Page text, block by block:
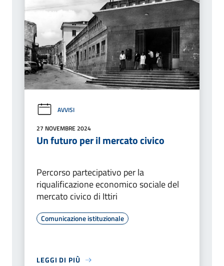
AVVISI
27 NOVEMBRE 2024
Un futuro per il mercato civico
Percorso partecipativo per la
riqualificazione economico sociale del
mercato civico di Ittiri
Comunicazione istituzionale
LEGGI DI PIÙ